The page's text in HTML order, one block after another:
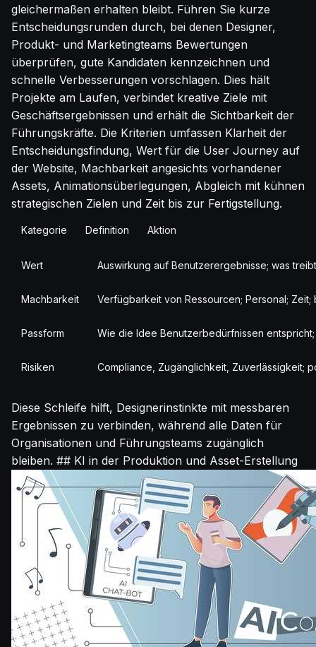
gleichermaßen erhalten bleibt. Führen Sie kurze
Entscheidungsrunden durch, bei denen Designer,
Produkt- und Marketingteams Bewertungen
überprüfen, gute Kandidaten kennzeichnen und
schnelle Verbesserungen vorschlagen. Dies hält
Projekte am Laufen, verbindet kreative Ziele mit
Geschäftsergebnissen und erhält die Sichtbarkeit der
Führungskräfte. Die Kriterien umfassen Klarheit der
Entscheidungsfindung, Wert für die User Journey auf
der Website, Machbarkeit angesichts vorhandener
Assets, Animationsüberlegungen, Abgleich mit kühnen
strategischen Zielen und Zeit bis zur Fertigstellung.
Kategorie Definition Aktion
Wert Auswirkung auf Benutzerergebnisse; was
Machbarkeit Verfügbarkeit von Ressourcen; Personal; Zeit;
Passform Wie die Idee Benutzerbedürfnissen
Risiken Compliance, Zugänglichkeit, Zuverlässigkeit;
Diese Schleife hilft, Designerinstinkte mit messbaren
Ergebnissen zu verbinden, während alle Daten für
Organisationen und Führungsteams zugänglich
bleiben. ## KI in der Produktion und Asset-Erstellung